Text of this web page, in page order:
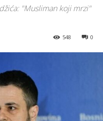
"Musliman koji mrzi"
0
548